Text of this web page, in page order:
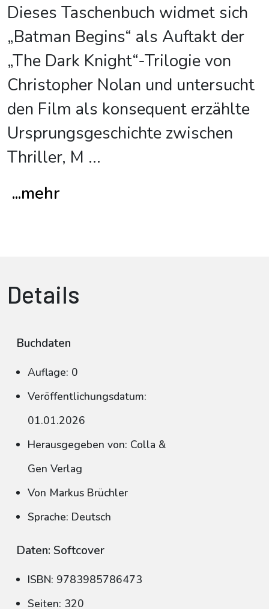
Dieses Taschenbuch widmet sich
„Batman Begins“ als Auftakt der
„The Dark Knight“-Trilogie von
Christopher Nolan und untersucht
den Film als konsequent erzählte
Ursprungsgeschichte zwischen
Thriller, M ...
...mehr
Details
Buchdaten
Auflage: 0
Veröffentlichungsdatum:
01.01.2026
Herausgegeben von: Colla &
Gen Verlag
Von Markus Brüchler
Sprache: Deutsch
Daten: Softcover
ISBN: 9783985786473
Seiten: 320